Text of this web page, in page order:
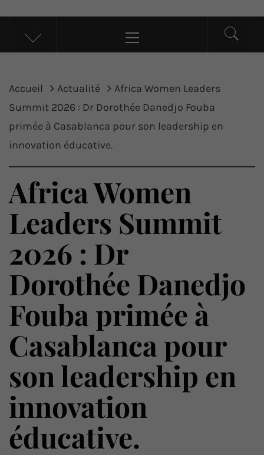
UP ACTU
L’actualité d’ici et d’ailleurs
principal
Accueil Actualité
Africa Women Leaders
Summit 2026 : Dr Dorothée Danedjo Fouba
primée à Casablanca pour son leadership en
innovation éducative.
Africa Women
Leaders Summit
2026 : Dr
Dorothée Danedjo
Fouba primée à
Casablanca pour
son leadership en
innovation
éducative.